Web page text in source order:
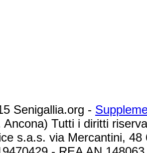
Senigallia.org -
Ancona) Tutti i diritti
s.a.s. via Mercantini,